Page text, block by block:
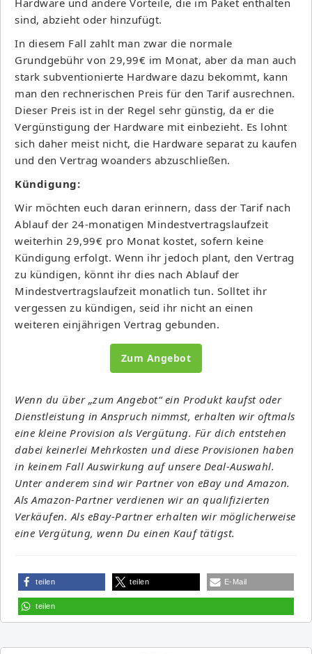
sind, abzieht oder hinzufügt.
In diesem Fall zahlt man zwar die normale
Grundgebühr von 29,99€ im Monat, aber da man auch
stark subventionierte Hardware dazu bekommt, kann
man den rechnerischen Preis für den Tarif ausrechnen.
Dieser Preis ist in der Regel sehr günstig, da er die
Vergünstigung der Hardware mit einbezieht. Es lohnt
sich daher meist nicht, die Hardware separat zu kaufen
und den Vertrag woanders abzuschließen.
Kündigung:
Wir möchten euch daran erinnern, dass der Tarif nach
Ablauf der 24-monatigen Mindestvertragslaufzeit
weiterhin 29,99€ pro Monat kostet, sofern keine
Kündigung erfolgt. Wenn ihr jedoch plant, den Vertrag
zu kündigen, könnt ihr dies nach Ablauf der
Mindestvertragslaufzeit monatlich tun. Solltet ihr
vergessen zu kündigen, seid ihr nicht an einen
weiteren einjährigen Vertrag gebunden.
Zum Angebot
Wenn du über „zum Angebot“ ein Produkt kaufst oder
Dienstleistung in Anspruch nimmst, erhalten wir oftmals
eine kleine Provision als Vergütung. Für dich entstehen
dabei keinerlei Mehrkosten und diese Provisionen haben
in keinem Fall Auswirkung auf unsere Deal-Auswahl.
Unter anderem sind wir Partner von eBay und Amazon.
Als Amazon-Partner verdienen wir an qualifizierten
Verkäufen. Als eBay-Partner erhalten wir möglicherweise
eine Vergütung, wenn Du einen Kauf tätigst.
teilen teilen E-Mail
teilen